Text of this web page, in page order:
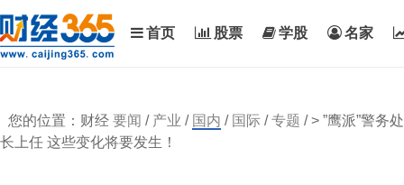
首页 股票 学股 名家
您的位置：财经 要闻 / 产业 / 国内 / 国际 /专题 / > ”鹰派”警务处
长上任 这些变化将要发生！